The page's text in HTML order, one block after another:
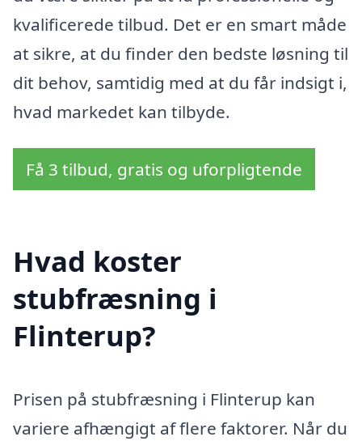
kvalificerede tilbud. Det er en smart måde
at sikre, at du finder den bedste løsning til
dit behov, samtidig med at du får indsigt i,
hvad markedet kan tilbyde.
Få 3 tilbud, gratis og uforpligtende
Hvad koster
stubfræsning i
Flinterup?
Prisen på stubfræsning i Flinterup kan
variere afhængigt af flere faktorer. Når du